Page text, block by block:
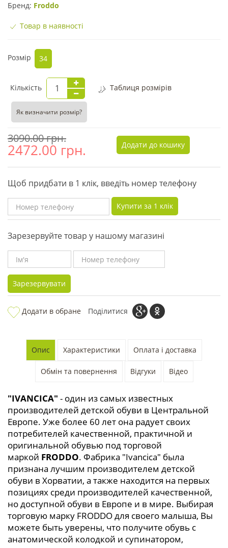
Бренд: Froddo
Товар в наявності
Розмір 34
Кількість Таблиця розмірів
Як визначити розмір?
3090.00 грн.
2472.00 грн. Додати до кошику
Щоб придбати в 1 клік, введіть номер телефону
Купити за 1 клiк
Зарезервуйте товар у нашому магазині
Зарезервувати
Додати в обране Поділитися
Опис Характеристики Оплата і доставка
Обмін та повернення Відгуки Відео
"IVANCICA" - один из самых известных
производителей детской обуви в Центральной
Европе. Уже более 60 лет она радует своих
потребителей качественной, практичной и
оригинальной обувью под торговой
маркой FRODDO. Фабрика "Ivancica" была
признана лучшим производителем детской
обуви в Хорватии, а также находится на первых
позициях среди производителей качественной,
но доступной обуви в Европе и в мире. Выбирая
торговую марку FRODDO для своего малыша, Вы
можете быть уверены, что получите обувь с
анатомической колодкой и супинатором,